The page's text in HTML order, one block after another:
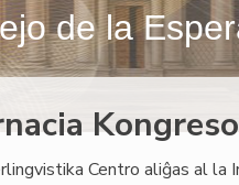
de la
Centro aliĝas al la